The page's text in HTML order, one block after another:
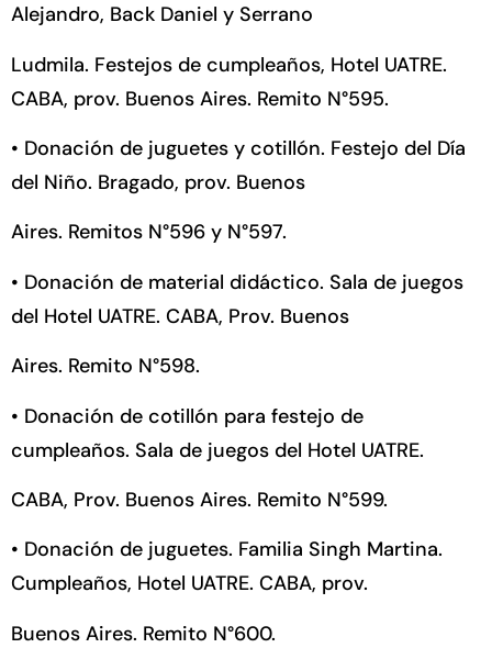
Alejandro, Back Daniel y Serrano
Ludmila. Festejos de cumpleaños, Hotel UATRE.
CABA, prov. Buenos Aires. Remito N°595.
• Donación de juguetes y cotillón. Festejo del Día
del Niño. Bragado, prov. Buenos
Aires. Remitos N°596 y N°597.
• Donación de material didáctico. Sala de juegos
del Hotel UATRE. CABA, Prov. Buenos
Aires. Remito N°598.
• Donación de cotillón para festejo de
cumpleaños. Sala de juegos del Hotel UATRE.
CABA, Prov. Buenos Aires. Remito N°599.
• Donación de juguetes. Familia Singh Martina.
Cumpleaños, Hotel UATRE. CABA, prov.
Buenos Aires. Remito N°600.